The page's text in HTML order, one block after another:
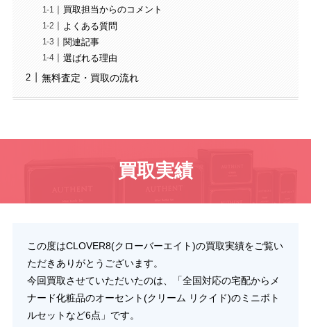
買取担当からのコメント
よくある質問
関連記事
選ばれる理由
無料査定・買取の流れ
買取実績
この度はCLOVER8(クローバーエイト)の買取実績をご覧い
ただきありがとうございます。
今回買取させていただいたのは、「全国対応の宅配からメ
ナード化粧品のオーセント(クリーム リクイド)のミニボト
ルセットなど6点」です。